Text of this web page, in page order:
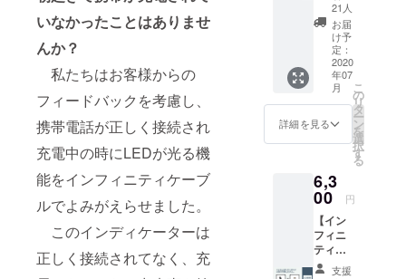
いなかったことはありませ
んか？
私たちはお客様からの
フィードバックを考慮し、
携帯電話が正しく接続され
充電中の時にLEDが光る機
能をインフィニティケーブ
ルでよみがえらせました。
このインディケーターは
正しく接続されてなく、充
ローマ
字にて
ご記入
くださ
い。
チップ
のセッ
トをご
支援さ
れた方
のみ、
お買い
求めい
ただけ
援はで
きませ
ん。
割価
格
54%オ
フ】 先
着100
セット
限定 リ
ターン
内容：
1.2m
ケーブ
チップ
x2 コー
ドホル
ダー
チップ
取り外
しツー
21人
お届
け予
定：
2020
年07
月
詳細を見る
こ
の
リ
タ
ー
ン
を
選
択
す
る
6,3
00 円
【イン
フィニ
ティ
ケーブ
支援